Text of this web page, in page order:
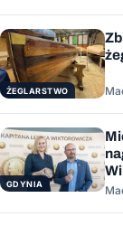
ŻEGLARSTWO
GDYNIA